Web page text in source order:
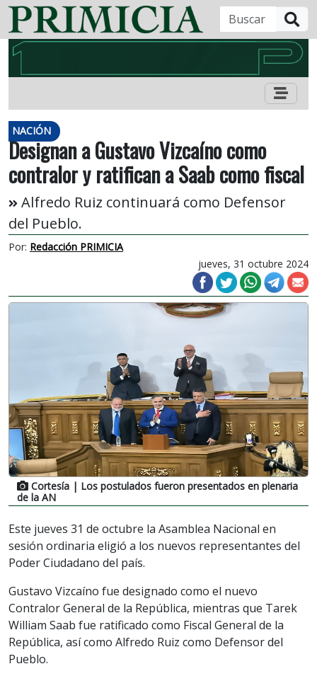
NACIÓN
Designan a Gustavo Vizcaíno como
contralor y ratifican a Saab como fiscal
Alfredo Ruiz continuará como Defensor
del Pueblo.
Por: Redacción PRIMICIA
jueves, 31 octubre 2024
Cortesía | Los postulados fueron presentados en plenaria
de la AN
Este jueves 31 de octubre la Asamblea Nacional en
sesión ordinaria eligió a los nuevos representantes del
Poder Ciudadano del país.
Gustavo Vizcaíno fue designado como el nuevo
Contralor General de la República, mientras que Tarek
William Saab fue ratificado como Fiscal General de la
República, así como Alfredo Ruiz como Defensor del
Pueblo.